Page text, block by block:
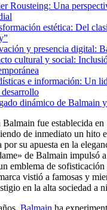
Rousteing: Una
estética: Del
y presencia digital:
cultural y social:
e información: Un
desarrollo
dinámico de Balmain
fue establecida
de inmediato un hito
por su apuesta en la
de Balmain impulsó
emblema de
vistió a famosas y
en la alta sociedad a